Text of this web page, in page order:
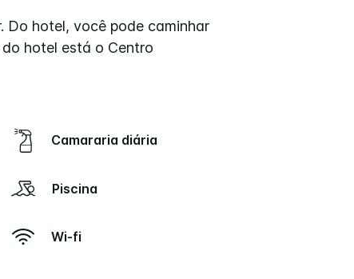
Do hotel, você pode caminhar
hotel está o Centro
Camararia diária
Piscina
Wi-fi